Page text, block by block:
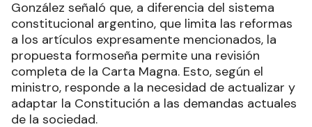
González señaló que, a diferencia del sistema
constitucional argentino, que limita las reformas
a los artículos expresamente mencionados, la
propuesta formoseña permite una revisión
completa de la Carta Magna. Esto, según el
ministro, responde a la necesidad de actualizar y